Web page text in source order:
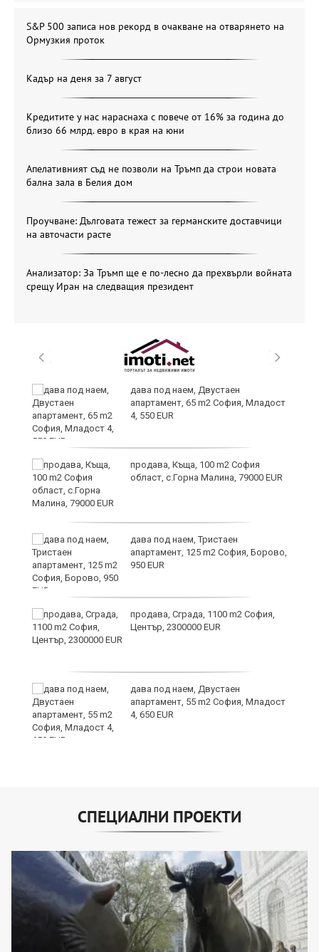
S&P 500 записа нов рекорд в очакване на отварянето на
Ормузкия проток
Кадър на деня за 7 август
Кредитите у нас нараснаха с повече от 16% за година до
близо 66 млрд. евро в края на юни
Апелативният съд не позволи на Тръмп да строи новата
бална зала в Белия дом
Проучване: Дълговата тежест за германските доставчици
на авточасти расте
Анализатор: За Тръмп ще е по-лесно да прехвърли войната
срещу Иран на следващия президент
дава под наем, Двустаен
апартамент, 65 m2 София, Младост
4, 550 EUR
продава, Къща, 100 m2 София
област, с.Горна Малина, 79000 EUR
дава под наем, Тристаен
апартамент, 125 m2 София, Борово,
950 EUR
продава, Сграда, 1100 m2 София,
Център, 2300000 EUR
дава под наем, Двустаен
апартамент, 55 m2 София, Младост
4, 650 EUR
СПЕЦИАЛНИ ПРОЕКТИ